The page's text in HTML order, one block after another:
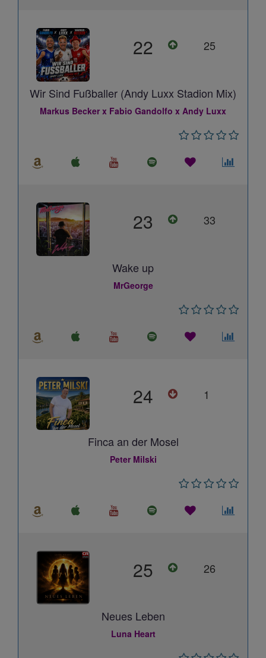
22 25
Wir Sind Fußballer (Andy Luxx Stadion Mix)
Markus Becker x Fabio Gandolfo x Andy Luxx
23 33
Wake up
MrGeorge
24 1
Finca an der Mosel
Peter Milski
25 26
Neues Leben
Luna Heart